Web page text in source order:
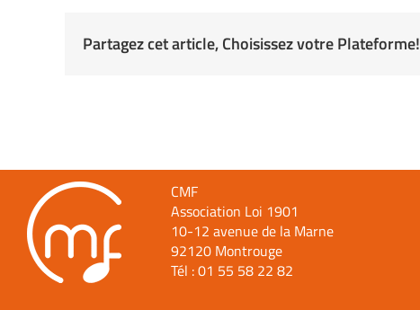
Partagez cet article, Choisissez votre Plateforme!
CMF
Association Loi 1901
10-12 avenue de la Marne
92120 Montrouge
Tél :01 55 58 22 82